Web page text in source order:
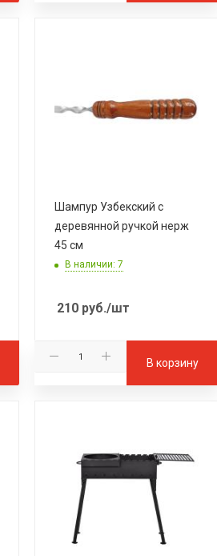
Шампур Узбекский с
деревянной ручкой нерж
45 см
В наличии: 7
210 руб./шт
В корзину